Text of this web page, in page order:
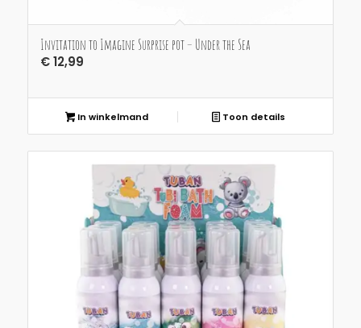
Invitation to Imagine Surprise pot – Under the Sea
€12,99
In winkelmand Toon details